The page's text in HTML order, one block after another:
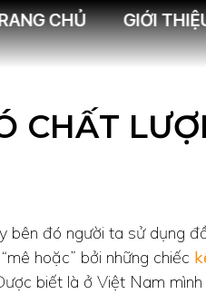
CHỦ GIỚI
CHẤT
bên đó người ta sử dụng
hoặc” bởi những chiếc
biết là ở Việt Nam